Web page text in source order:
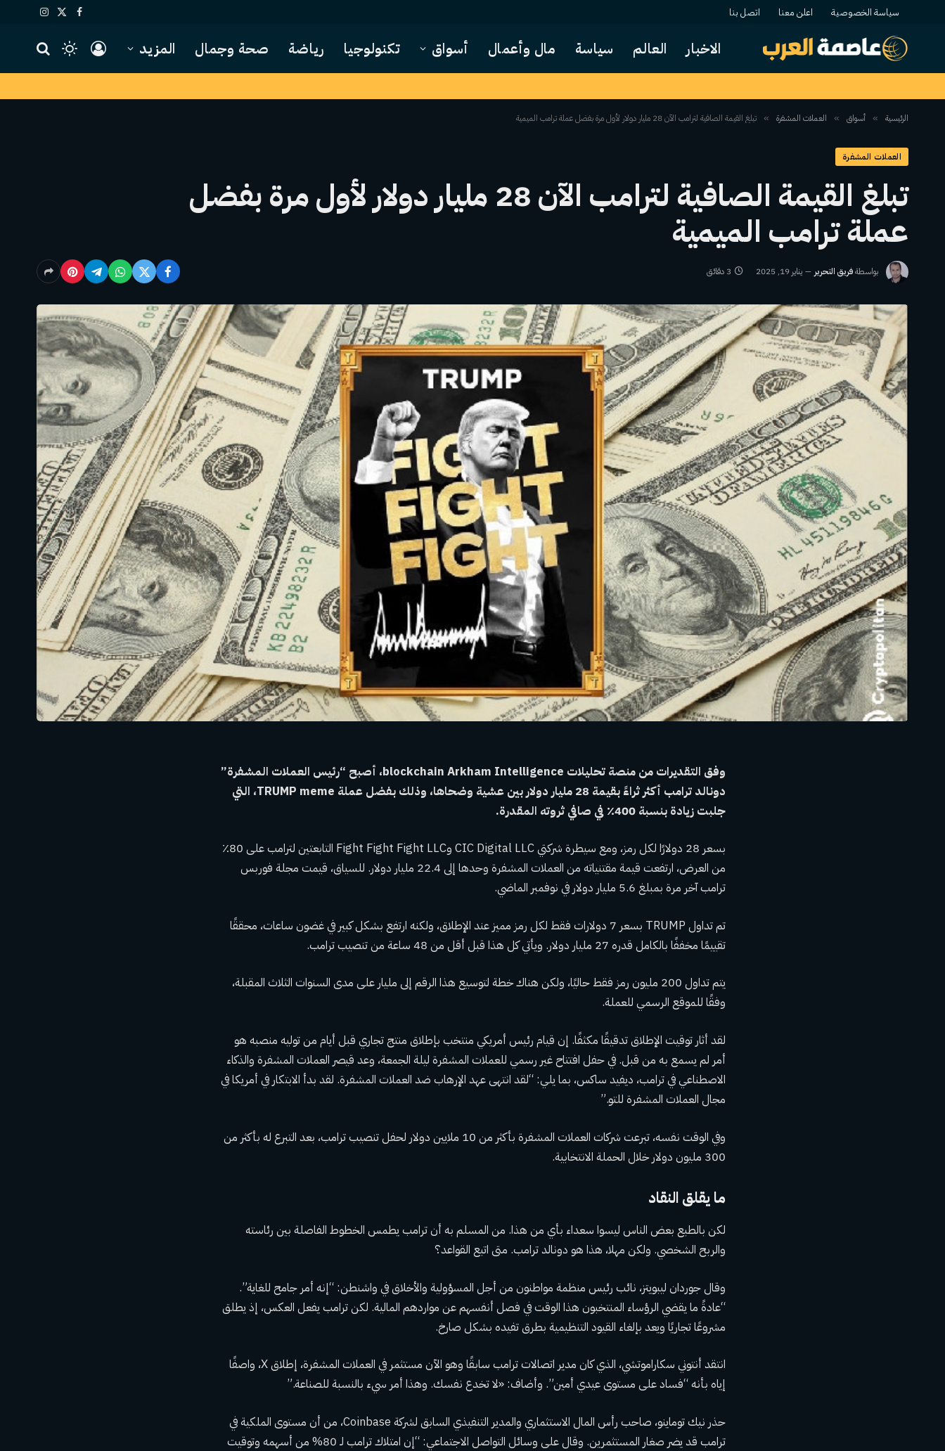
سياسة الخصوصية اعلن معنا اتصل بنا فيسبوك
X
الانستغرام
الاخبار العالم سياسة مال وأعمال أسواق تكنولوجيا رياضة صحة وجمال المزيد
الرئيسية » أسواق » العملات المشفرة » تبلغ القيمة الصافية لترامب الآن 28 مليار دولار لأول مرة بفضل عملة ترامب الميمية
العملات المشفرة
تبلغ القيمة الصافية لترامب الآن 28 مليار دولار لأول مرة بفضل
عملة ترامب الميمية
بواسطةفريق التحرير يناير 19, 2025 3 دقائق
وفق التقديرات
من منصة تحليلات blockchain Arkham Intelligence، أصبح “رئيس العملات المشفرة”
دونالد ترامب أكثر ثراءً بقيمة 28 مليار دولار بين عشية وضحاها، وذلك بفضل عملة TRUMP meme، التي
جلبت زيادة بنسبة 400٪ في صافي ثروته المقدرة.
بسعر 28 دولارًا لكل رمز، ومع سيطرة شركتي CIC Digital LLC وFight Fight Fight LLC التابعتين لترامب على 80٪
من العرض، ارتفعت قيمة مقتنياته من العملات المشفرة وحدها إلى 22.4 مليار دولار. للسياق، قيمت مجلة فوربس
ترامب آخر مرة بمبلغ 5.6 مليار دولار في نوفمبر الماضي.
تم تداول TRUMP بسعر 7 دولارات فقط لكل رمز مميز عند الإطلاق، ولكنه ارتفع بشكل كبير في غضون ساعات، محققًا
تقييمًا مخففًا بالكامل قدره 27 مليار دولار. ويأتي كل هذا قبل أقل من 48 ساعة من تنصيب ترامب.
يتم تداول 200 مليون رمز فقط حاليًا، ولكن هناك خطة لتوسيع هذا الرقم إلى مليار على مدى السنوات الثلاث المقبلة،
وفقًا للموقع الرسمي للعملة.
لقد أثار توقيت الإطلاق تدقيقًا مكثفًا. إن قيام رئيس أمريكي منتخب بإطلاق منتج تجاري قبل أيام من توليه منصبه هو
أمر لم يسمع به من قبل. في حفل افتتاح غير رسمي للعملات المشفرة ليلة الجمعة، وعد قيصر العملات المشفرة والذكاء
الاصطناعي في ترامب، ديفيد ساكس، بما يلي: “لقد انتهى عهد الإرهاب ضد العملات المشفرة. لقد بدأ الابتكار في أمريكا في
مجال العملات المشفرة للتو.”
وفي الوقت نفسه، تبرعت شركات العملات المشفرة بأكثر من 10 ملايين دولار لحفل تنصيب ترامب، بعد التبرع له بأكثر من
300 مليون دولار خلال الحملة الانتخابية.
ما يقلق النقاد
لكن بالطبع بعض الناس ليسوا سعداء بأي من هذا. من المسلم به أن ترامب يطمس الخطوط الفاصلة بين رئاسته
والربح الشخصي. ولكن مهلا، هذا هو دونالد ترامب. متى اتبع القواعد؟
وقال جوردان ليبويتز، نائب رئيس منظمة مواطنون من أجل المسؤولية والأخلاق في واشنطن: “إنه أمر جامح للغاية”.
“عادةً ما يقضي الرؤساء المنتخبون هذا الوقت في فصل أنفسهم عن مواردهم المالية. لكن ترامب يفعل العكس، إذ يطلق
مشروعًا تجاريًا ويعد بإلغاء القيود التنظيمية بطرق تفيده بشكل صارخ.
انتقد أنتوني سكاراموتشي، الذي كان مدير اتصالات ترامب سابقًا وهو الآن مستثمر في العملات المشفرة، إطلاق X، واصفًا
إياه بأنه “فساد على مستوى عيدي أمين”. وأضاف: «لا تخدع نفسك. وهذا أمر سيء بالنسبة للصناعة.”
حذر نيك توماينو، صاحب رأس المال الاستثماري والمدير التنفيذي السابق لشركة Coinbase، من أن مستوى الملكية في
ترامب قد يضر صغار المستثمرين. وقال على وسائل التواصل الاجتماعي: “إن امتلاك ترامب لـ 80% من أسهمه وتوقيت